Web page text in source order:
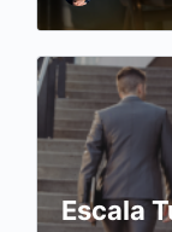
Escala